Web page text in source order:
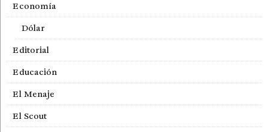
Economía
Dólar
Editorial
Educación
El Menaje
El Scout